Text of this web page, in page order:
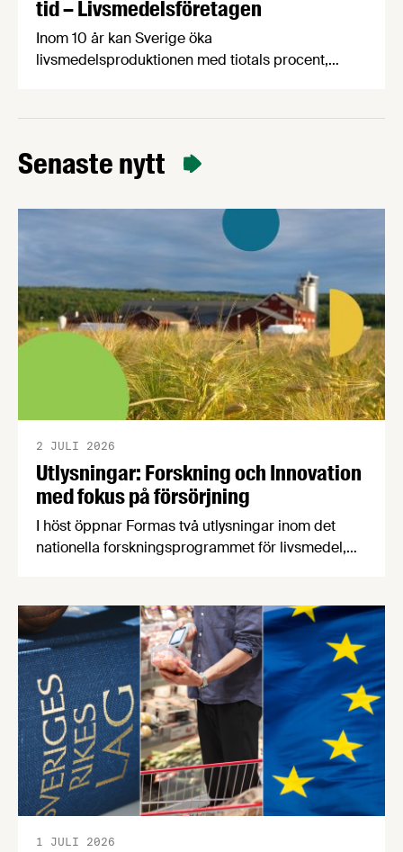
tid – Livsmedelsföretagen
Inom 10 år kan Sverige öka
livsmedelsproduktionen med tiotals procent,
biologisk mångfald. Det visar rapporten Grön
av Livsmedelsföretagen, Arla, Lantmännen, Scan
Senaste nytt
Utlysningar: Forskning och Innovation
med fokus på försörjning
2 JULI 2026
I höst öppnar Formas två utlysningar inom det
nationella forskningsprogrammet för livsmedel,
en motståndskraftig livsmedelsförsörjning", och
båda syftar till att bana väg för innovationer som
stärker Sveriges livsmedelsförsörjning.
1 JULI 2026